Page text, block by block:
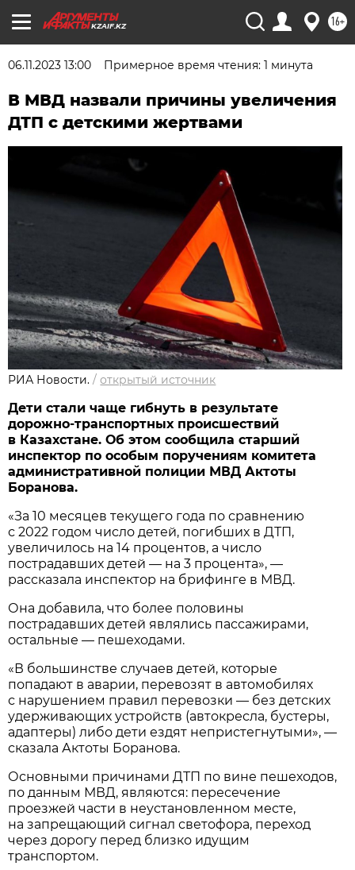
KZAIF.KZ 16+
06.11.2023 13:00 Примерное время чтения: 1 минута
В МВД назвали причины увеличения
ДТП с детскими жертвами
РИА Новости. /открытый источник
Дети стали чаще гибнуть в результате
дорожно-транспортных происшествий
в Казахстане. Об этом сообщила старший
инспектор по особым поручениям комитета
административной полиции МВД Актоты
Боранова.
«За 10 месяцев текущего года по сравнению
с 2022 годом число детей, погибших в ДТП,
увеличилось на 14 процентов, а число
пострадавших детей — на 3 процента», —
рассказала инспектор на брифинге в МВД.
Она добавила, что более половины
пострадавших детей являлись пассажирами,
остальные — пешеходами.
«В большинстве случаев детей, которые
попадают в аварии, перевозят в автомобилях
с нарушением правил перевозки — без детских
удерживающих устройств (автокресла, бустеры,
адаптеры) либо дети ездят непристегнутыми», —
сказала Актоты Боранова.
Основными причинами ДТП по вине пешеходов,
по данным МВД, являются: пересечение
проезжей части в неустановленном месте,
на запрещающий сигнал светофора, переход
через дорогу перед близко идущим
транспортом.